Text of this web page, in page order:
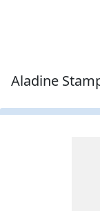
Aladine